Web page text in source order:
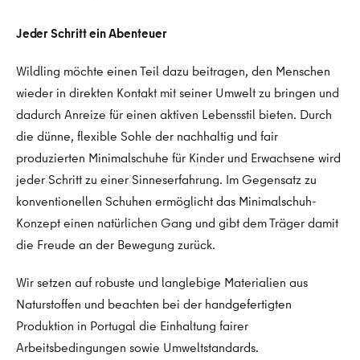
Jeder Schritt ein Abenteuer
Wildling möchte einen Teil dazu beitragen, den Menschen
wieder in direkten Kontakt mit seiner Umwelt zu bringen und
dadurch Anreize für einen aktiven Lebensstil bieten. Durch
die dünne, flexible Sohle der nachhaltig und fair
produzierten Minimalschuhe für Kinder und Erwachsene wird
jeder Schritt zu einer Sinneserfahrung. Im Gegensatz zu
konventionellen Schuhen ermöglicht das Minimalschuh-
Konzept einen natürlichen Gang und gibt dem Träger damit
die Freude an der Bewegung zurück.
Wir setzen auf robuste und langlebige Materialien aus
Naturstoffen und beachten bei der handgefertigten
Produktion in Portugal die Einhaltung fairer
Arbeitsbedingungen sowie Umweltstandards.